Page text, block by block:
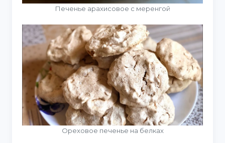
Печенье арахисовое с меренгой
Ореховое печенье на белках